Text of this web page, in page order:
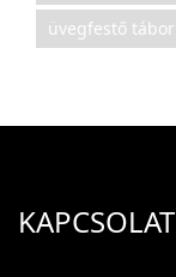
üvegfestő tábor
KAPCSOLAT